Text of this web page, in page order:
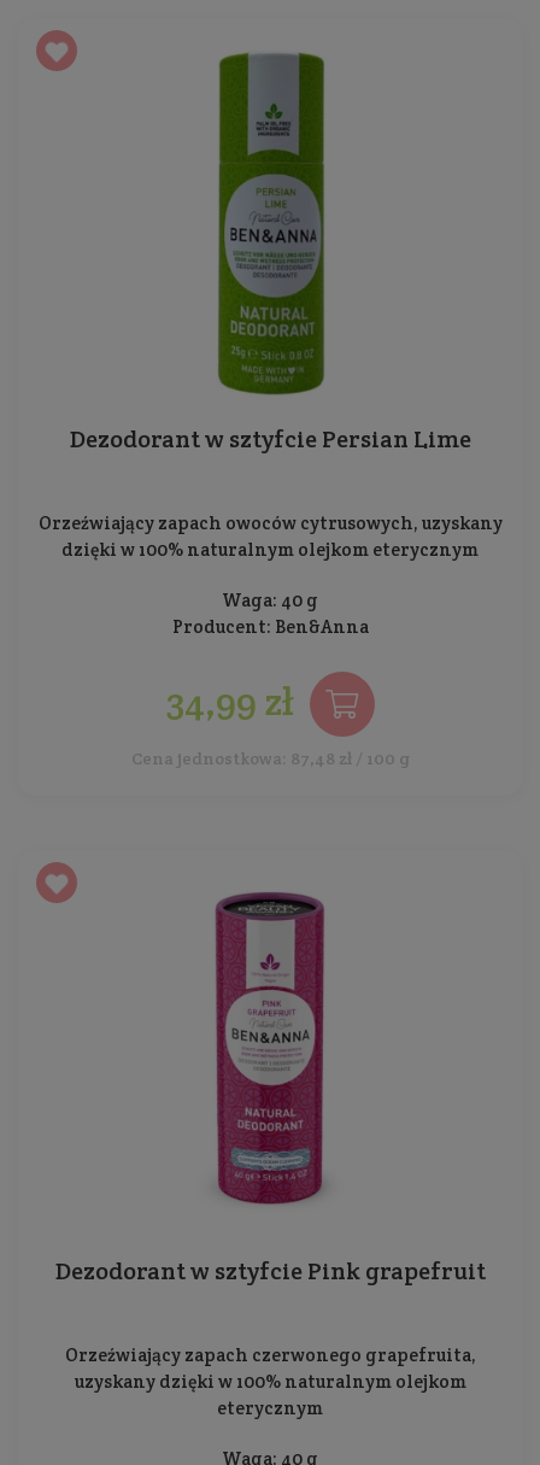
Dezodorant w sztyfcie Persian Lime
Orzeźwiający zapach owoców cytrusowych, uzyskany
dzięki w 100% naturalnym olejkom eterycznym
Waga: 40 g
Producent: Ben&Anna
34,99 zł
Cena jednostkowa: 87,48 zł / 100 g
Dezodorant w sztyfcie Pink grapefruit
Orzeźwiający zapach czerwonego grapefruita,
uzyskany dzięki w 100% naturalnym olejkom
eterycznym
Waga: 40 g